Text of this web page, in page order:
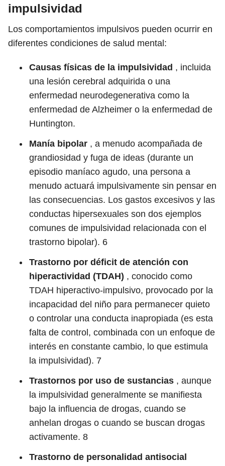
impulsividad
Los comportamientos impulsivos pueden ocurrir en
diferentes condiciones de salud mental:
Causas físicas de la impulsividad , incluida
una lesión cerebral adquirida o una
enfermedad neurodegenerativa como la
enfermedad de Alzheimer o la enfermedad de
Huntington.
Manía bipolar , a menudo acompañada de
grandiosidad y fuga de ideas (durante un
episodio maníaco agudo, una persona a
menudo actuará impulsivamente sin pensar en
las consecuencias. Los gastos excesivos y las
conductas hipersexuales son dos ejemplos
comunes de impulsividad relacionada con el
trastorno bipolar). 6
Trastorno por déficit de atención con
hiperactividad (TDAH) , conocido como
TDAH hiperactivo-impulsivo, provocado por la
incapacidad del niño para permanecer quieto
o controlar una conducta inapropiada (es esta
falta de control, combinada con un enfoque de
interés en constante cambio, lo que estimula
la impulsividad). 7
Trastornos por uso de sustancias , aunque
la impulsividad generalmente se manifiesta
bajo la influencia de drogas, cuando se
anhelan drogas o cuando se buscan drogas
activamente. 8
Trastorno de personalidad antisocial